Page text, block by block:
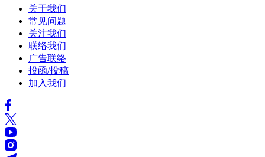
关于我们
常见问题
关注我们
联络我们
广告联络
投函/投稿
加入我们